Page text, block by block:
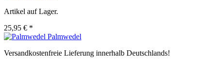
Artikel auf Lager.
25,95 € *
Palmwedel
Versandkostenfreie Lieferung innerhalb Deutschlands!